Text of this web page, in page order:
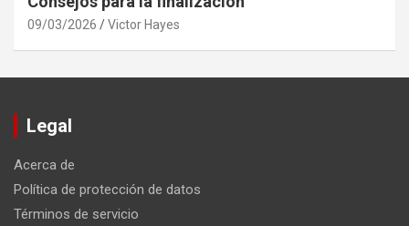
09/03/2026 Victor Hayes
Legal
Acerca de
Política de protección de datos
Términos de servicio